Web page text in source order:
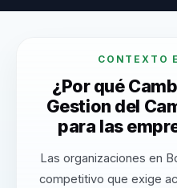
CONTEXTO
¿Por qué
Gestion del
para las
Las organizaciones en
competitivo que exige